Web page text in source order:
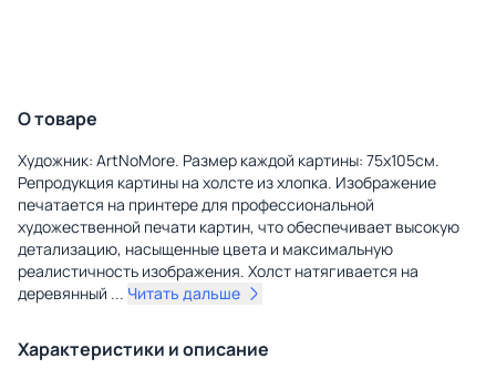
О товаре
Художник: ArtNoMore. Размер каждой картины: 75х105см.
Репродукция картины на холсте из хлопка. Изображение
печатается на принтере для профессиональной
художественной печати картин, что обеспечивает высокую
детализацию, насыщенные цвета и максимальную
реалистичность изображения. Холст натягивается на
деревянный ... Читать дальше
Характеристики и описание